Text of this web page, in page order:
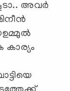
അവര്‍